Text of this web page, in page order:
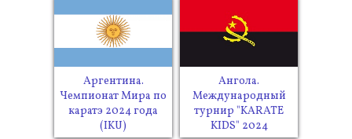
Аргентина.
Чемпионат Мира по
каратэ 2024 года
(IKU)
Ангола.
Международный
турнир "KARATE
KIDS" 2024